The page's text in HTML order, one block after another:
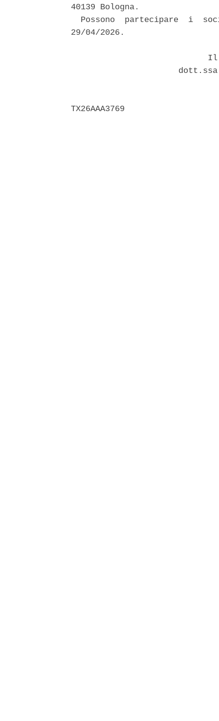
40139 Bologna.
Possono  partecipare  i
29/04/2026.